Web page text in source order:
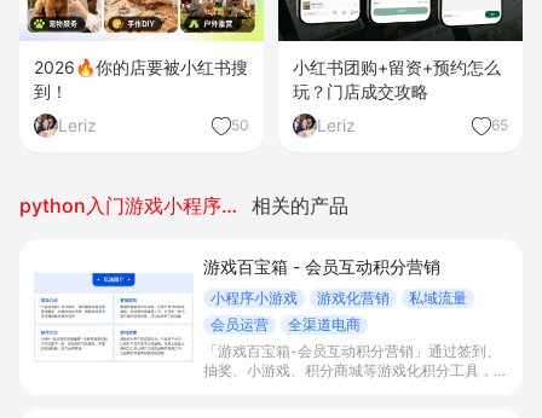
2026🔥你的店要被小红书搜
到！
Leriz
50
小红书团购+留资+预约怎么
玩？门店成交攻略
Leriz
65
python入门游戏小程序开发 相关的产品
游戏百宝箱 - 会员互动积分营销
小程序小游戏 游戏化营销
私域流量
会员运营
全渠道电商
「游戏百宝箱-会员互动积分营销」通过签到、
抽奖、小游戏、积分商城等游戏化积分工具，实